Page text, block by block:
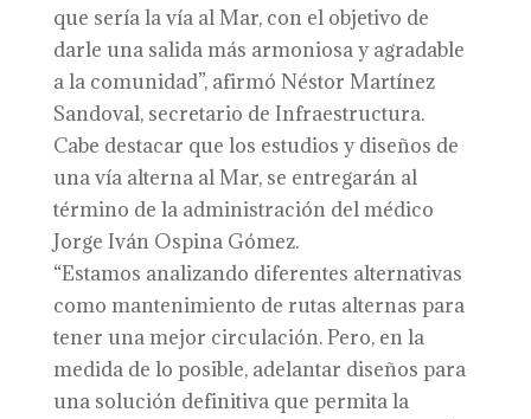
que sería la vía al Mar, con el objetivo de
darle una salida más armoniosa y agradable
a la comunidad”, afirmó Néstor Martínez
Sandoval, secretario de Infraestructura.
Cabe destacar que los estudios y diseños de
una vía alterna al Mar, se entregarán al
término de la administración del médico
Jorge Iván Ospina Gómez.
“Estamos analizando diferentes alternativas
como mantenimiento de rutas alternas para
tener una mejor circulación. Pero, en la
medida de lo posible, adelantar diseños para
una solución definitiva que permita la